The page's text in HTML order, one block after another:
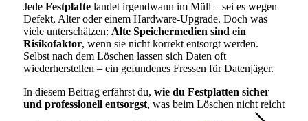
Jede Festplattelandet irgendwann im Müll – sei es wegen
Defekt, Alter oder einem Hardware-Upgrade. Doch was
viele unterschätzen: Alte Speichermedien sind ein
Risikofaktor, wenn sie nicht korrekt entsorgt werden.
Selbst nach dem Löschen lassen sich Daten oft
wiederherstellen – ein gefundenes Fressen für Datenjäger.
In diesem Beitrag erfährst du, wie du Festplatten sicher
und professionell entsorgst, was beim Löschen nicht reicht